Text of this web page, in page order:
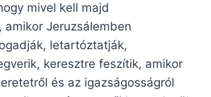
mivel kell majd
amikor Jeruzsálemben
letartóztatják,
keresztre feszítik, amikor
és az igazságosságról